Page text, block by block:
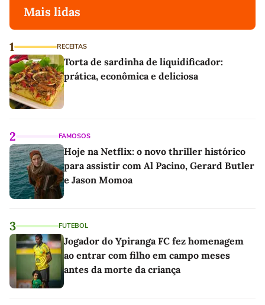
Mais lidas
1 RECEITAS
Torta de sardinha de liquidificador:
prática, econômica e deliciosa
2 FAMOSOS
Hoje na Netflix: o novo thriller histórico
para assistir com Al Pacino, Gerard Butler
e Jason Momoa
3 FUTEBOL
Jogador do Ypiranga FC fez homenagem
ao entrar com filho em campo meses
antes da morte da criança